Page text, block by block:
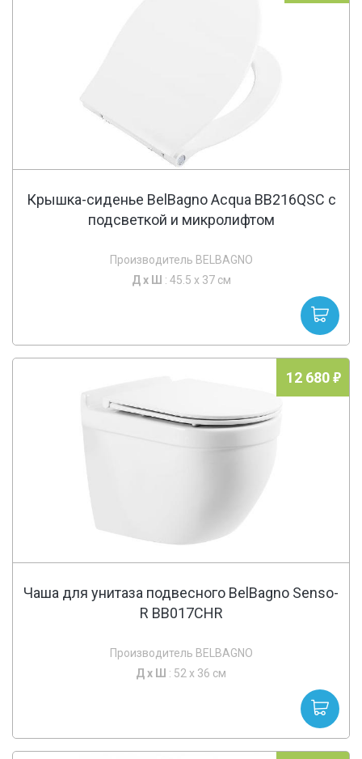
Крышка-сиденье BelBagno Acqua BB216QSC с
подсветкой и микролифтом
Производитель BELBAGNO
Д х Ш : 45.5 x 37 см
12 680
Чаша для унитаза подвесного BelBagno Senso-
R BB017CHR
Производитель BELBAGNO
Д х Ш : 52 x 36 см